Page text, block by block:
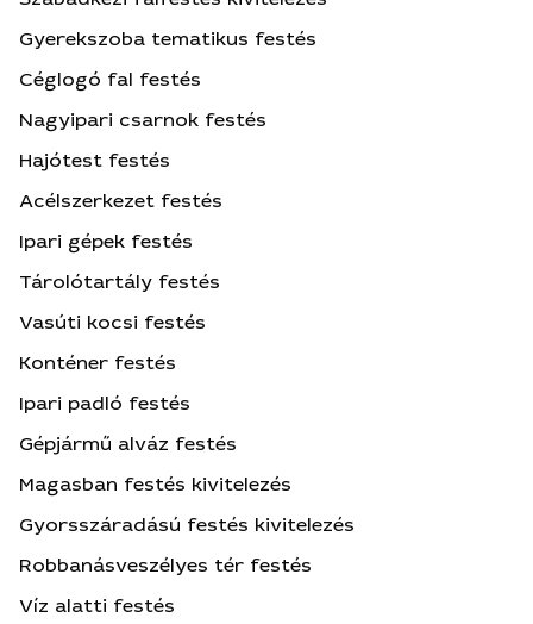
Gyerekszoba tematikus festés
Céglogó fal festés
Nagyipari csarnok festés
Hajótest festés
Acélszerkezet festés
Ipari gépek festés
Tárolótartály festés
Vasúti kocsi festés
Konténer festés
Ipari padló festés
Gépjármű alváz festés
Magasban festés kivitelezés
Gyorsszáradású festés kivitelezés
Robbanásveszélyes tér festés
Víz alatti festés